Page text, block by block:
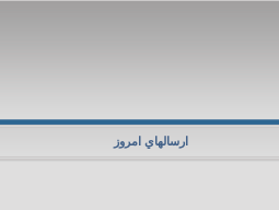
ارسالهاي امروز